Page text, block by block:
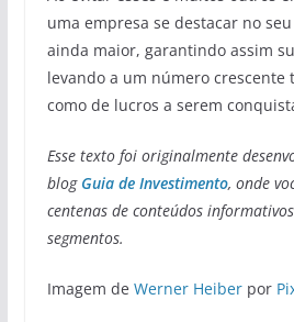
uma empresa se destacar no
ainda maior, garantindo assim
levando a um número crescente
como de lucros a serem
Esse texto foi originalmente
blog Guia de Investimento, onde
centenas de conteúdos
segmentos.
Imagem de Werner Heiberpor